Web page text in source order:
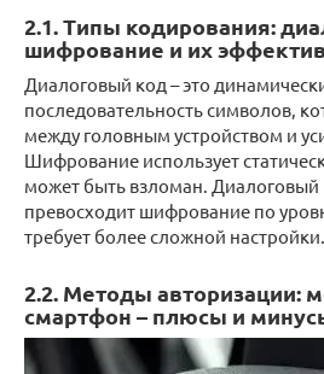
2.1. Типы кодирования:
шифрование и их
Диалоговый код – это
последовательность символов,
между головным устройством и
Шифрование использует
может быть взломан. Диалоговый
превосходит шифрование по
требует более сложной настройки.
2.2. Методы авторизации:
смартфон – плюсы и